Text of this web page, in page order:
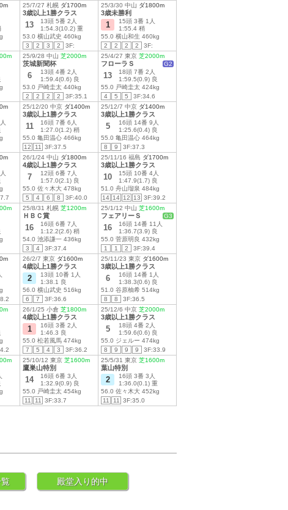
25/7/27 札幌 ダ1700m
3歳以上1勝クラス
13
13頭 5番 2人
1:54.3(10.2) 重
53.0 横山武史 460kg
3
2 3 2 3F:
25/3/30 中山 ダ1800m
3歳未勝利
1
15頭 3番 1人
1:55.4 稍
55.0 横山和生 460kg
2
2 2 2 3F:
25/9/28 中山 芝2000m
茨城新聞杯
6
13頭 4番 2人
1:59.4(0.6) 良
53.0 戸崎圭太 440kg
2
2 2 2 3F:35.1
25/4/27 東京 芝2000m
フローラＳ G2
13
18頭 7番 2人
1:59.5(0.9) 良
55.0 戸崎圭太 424kg
4
5 5 3F:34.6
25/12/20 中京 ダ1400m
3歳以上1勝クラス
11
16頭 7番 6人
1:27.0(1.2) 稍
55.0 亀田温心 466kg
12
11 3F:37.5
25/12/7 中京 ダ1400m
3歳以上1勝クラス
5
16頭 14番 9人
1:25.6(0.4) 良
55.0 亀田温心 464kg
8
9 3F:37.3
26/1/24 中山 ダ1800m
4歳以上1勝クラス
7
12頭 6番 7人
1:57.0(2.1) 良
55.0 佐々木大 478kg
5
4 6 8 3F:40.0
25/11/16 福島 ダ1700m
3歳以上1勝クラス
10
15頭 10番 4人
1:47.9(1.7) 良
51.0 舟山瑠泉 484kg
14 14 12 13 3F:39.2
25/8/31 札幌 芝1200m
ＨＢＣ賞
16
16頭 6番 7人
1:12.2(2.6) 稍
54.0 池添謙一 436kg
3
4 3F:37.4
25/1/12 中山 芝1600m
フェアリーＳ G3
16
16頭 14番 11人
1:36.7(3.9) 良
55.0 菅原明良 432kg
1
1 2 3F:39.4
26/2/7 東京 ダ1600m
4歳以上1勝クラス
2
13頭 10番 1人
1:38.1 良
56.0 横山武史 516kg
6
7 3F:36.6
25/11/23 東京 ダ1600m
3歳以上1勝クラス
6
16頭 14番 1人
1:38.3(0.6) 良
51.0 谷原柚希 514kg
8
8 3F:36.5
26/1/25 小倉 芝1800m
4歳以上1勝クラス
1
16頭 3番 2人
1:46.3 良
55.0 松若風馬 474kg
7
5 4 3 3F:36.2
25/12/6 中京 芝2000m
3歳以上1勝クラス
5
18頭 4番 2人
1:59.6(0.6) 良
55.0 ジェルー 474kg
8
9 9 9 3F:33.9
25/10/12 東京 芝1600m
鷹巣山特別
14
16頭 6番 3人
1:32.9(0.9) 良
55.0 戸崎圭太 454kg
11
11 3F:33.7
25/5/31 東京 芝1600m
葉山特別
2
16頭 3番 3人
1:36.0(0.1) 重
56.0 佐々木大 452kg
11
11 3F:35.0
殿堂入り的中